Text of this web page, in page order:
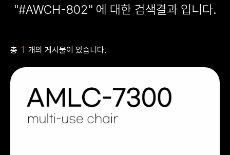
"#AWCH-802" 에 대한 검색결과 입니다.
총 1 개의 게시물이 있습니다.